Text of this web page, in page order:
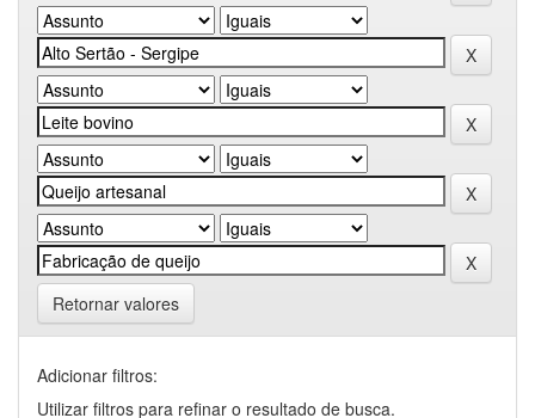
Retornar valores
Adicionar filtros:
Utilizar filtros para refinar o resultado de busca.